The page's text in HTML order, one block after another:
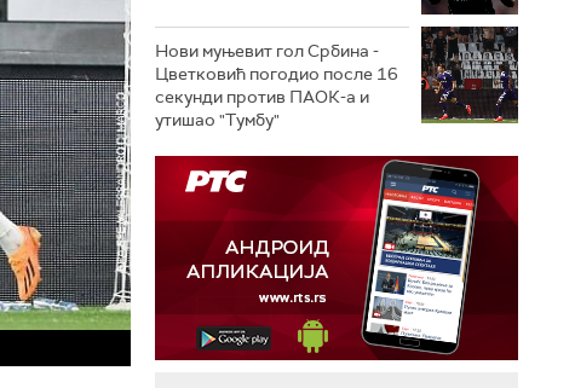
Нови муњевит гол Србина -
Цветковић погодио после 16
секунди против ПАОК-а и
утишао "Тумбу"